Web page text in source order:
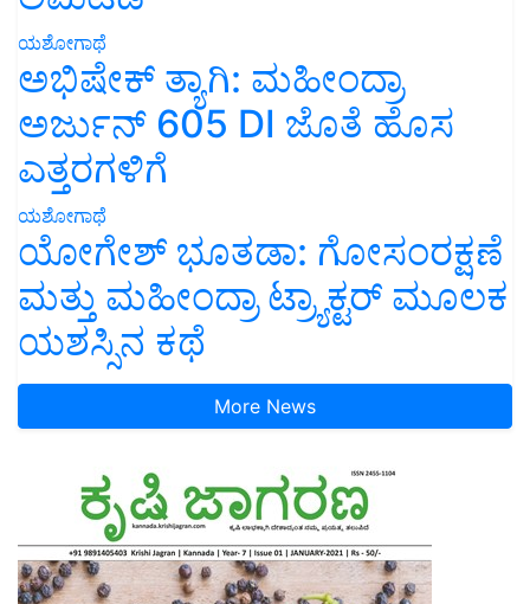
ಯಶೋಗಾಥೆ
ಅಭಿಷೇಕ್ ತ್ಯಾಗಿ: ಮಹೀಂದ್ರಾ
ಅರ್ಜುನ್ 605 DI ಜೊತೆ ಹೊಸ
ಎತ್ತರಗಳಿಗೆ
ಯಶೋಗಾಥೆ
ಯೋಗೇಶ್ ಭೂತಡಾ: ಗೋಸಂರಕ್ಷಣೆ
ಮತ್ತು ಮಹೀಂದ್ರಾ ಟ್ರ್ಯಾಕ್ಟರ್ ಮೂಲಕ
ಯಶಸ್ಸಿನ ಕಥೆ